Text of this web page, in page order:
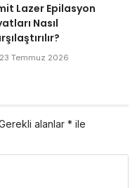
Lazer Epilasyon
Nasıl
23 Temmuz 2026
alanlar * ile